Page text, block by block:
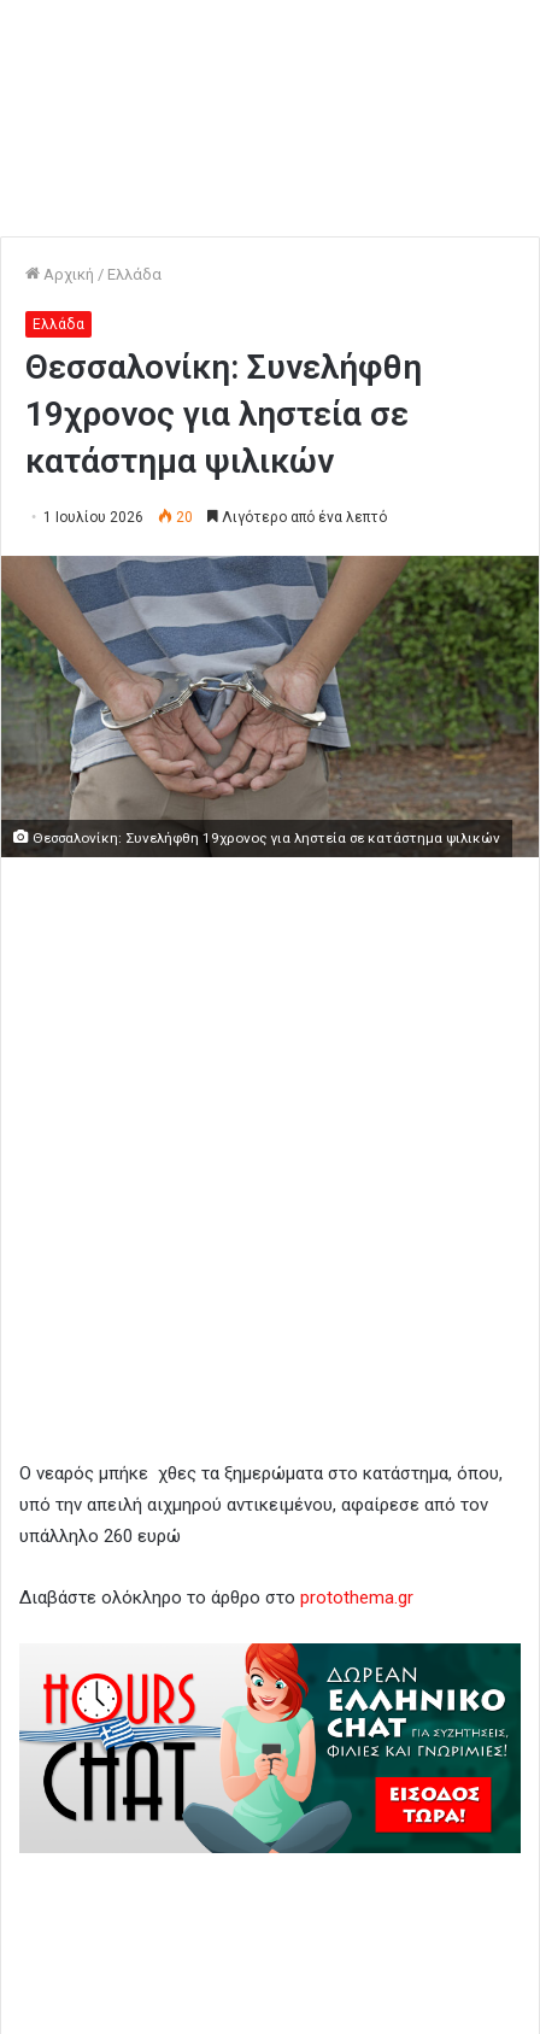
Αρχική / Ελλάδα
Ελλάδα
Θεσσαλονίκη: Συνελήφθη
19χρονος για ληστεία σε
κατάστημα ψιλικών
1 Ιουλίου 2026 20 Λιγότερο από ένα λεπτό
Θεσσαλονίκη: Συνελήφθη 19χρονος για ληστεία σε κατάστημα ψιλικών
Ο νεαρός μπήκε χθες τα ξημερώματα στο κατάστημα, όπου,
υπό την απειλή αιχμηρού αντικειμένου, αφαίρεσε από τον
υπάλληλο 260 ευρώ
Διαβάστε ολόκληρο το άρθρο στο protothema.gr